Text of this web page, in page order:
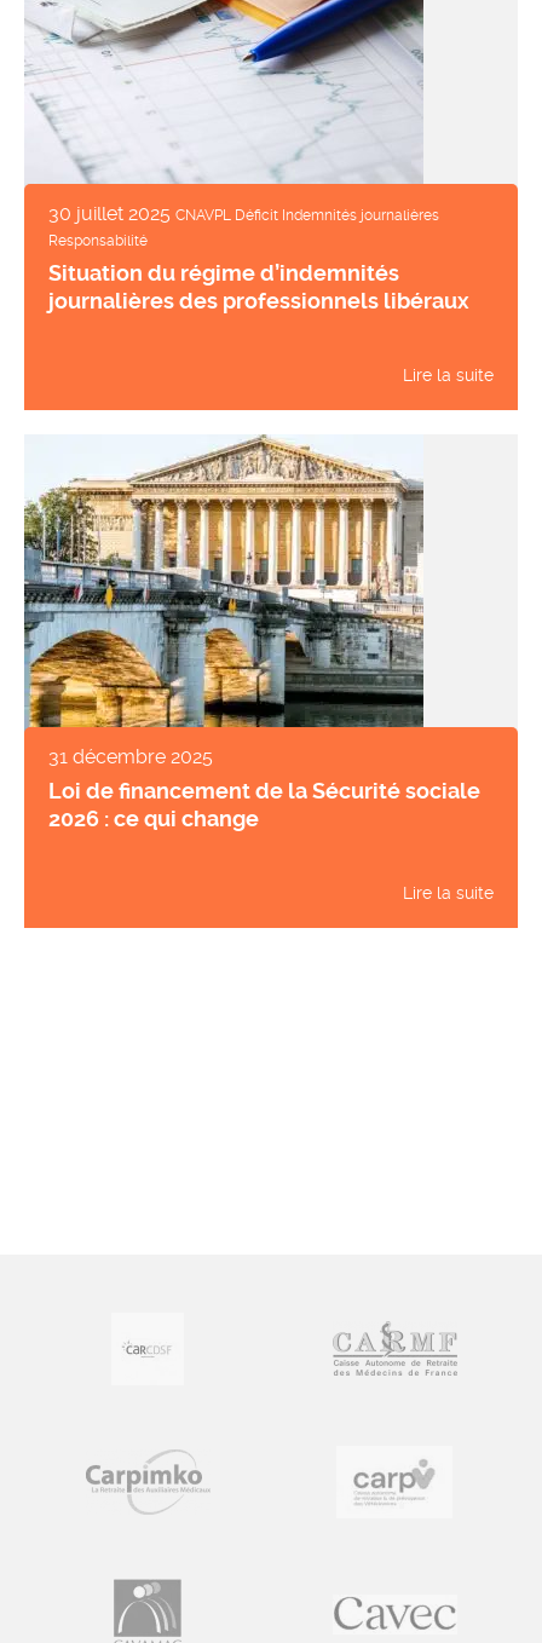
30 juillet 2025 CNAVPL Déficit Indemnités journalières
Responsabilité
Situation du régime d’indemnités
journalières des professionnels libéraux
Lire la suite
31 décembre 2025
Loi de financement de la Sécurité sociale
2026 : ce qui change
Lire la suite